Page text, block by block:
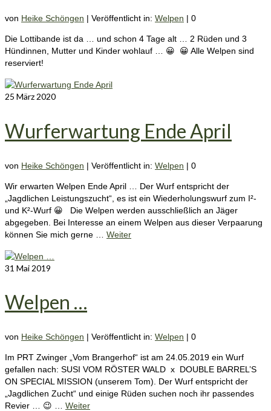
von Heike Schöngen | Veröffentlicht in: Welpen | 0
Die Lottibande ist da … und schon 4 Tage alt … 2 Rüden und 3
Hündinnen, Mutter und Kinder wohlauf … 😀 😀 Alle Welpen sind
reserviert!
25 März 2020
Wurferwartung Ende April
von Heike Schöngen | Veröffentlicht in: Welpen | 0
Wir erwarten Welpen Ende April … Der Wurf entspricht der
„Jagdlichen Leistungszucht“, es ist ein Wiederholungswurf zum I²-
und K²-Wurf 😀 Die Welpen werden ausschließlich an Jäger
abgegeben. Bei Interesse an einem Welpen aus dieser Verpaarung
können Sie mich gerne … Weiter
31 Mai 2019
Welpen …
von Heike Schöngen | Veröffentlicht in: Welpen | 0
Im PRT Zwinger „Vom Brangerhof“ ist am 24.05.2019 ein Wurf
gefallen nach: SUSI VOM RÖSTER WALD x DOUBLE BARREL’S
ON SPECIAL MISSION (unserem Tom). Der Wurf entspricht der
„Jagdlichen Zucht“ und einige Rüden suchen noch ihr passendes
Revier … 😉 … Weiter